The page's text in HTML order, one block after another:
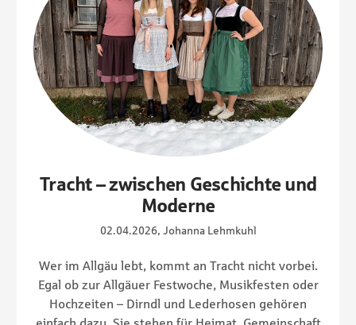
Tracht – zwischen Geschichte und
Moderne
02.04.2026, Johanna Lehmkuhl
Wer im Allgäu lebt, kommt an Tracht nicht vorbei.
Egal ob zur Allgäuer Festwoche, Musikfesten oder
Hochzeiten – Dirndl und Lederhosen gehören